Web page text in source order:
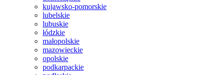
kujawsko-pomorskie
lubelskie
lubuskie
łódzkie
małopolskie
mazowieckie
opolskie
podkarpackie